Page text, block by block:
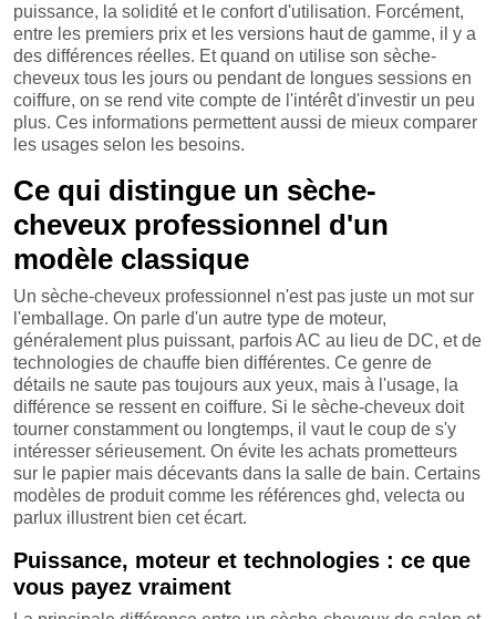
puissance, la solidité et le confort d'utilisation. Forcément,
entre les premiers prix et les versions haut de gamme, il y a
des différences réelles. Et quand on utilise son sèche-
cheveux tous les jours ou pendant de longues sessions en
coiffure, on se rend vite compte de l'intérêt d'investir un peu
plus. Ces informations permettent aussi de mieux comparer
les usages selon les besoins.
Ce qui distingue un sèche-
cheveux professionnel d'un
modèle classique
Un sèche-cheveux professionnel n'est pas juste un mot sur
l'emballage. On parle d'un autre type de moteur,
généralement plus puissant, parfois AC au lieu de DC, et de
technologies de chauffe bien différentes. Ce genre de
détails ne saute pas toujours aux yeux, mais à l'usage, la
différence se ressent en coiffure. Si le sèche-cheveux doit
tourner constamment ou longtemps, il vaut le coup de s'y
intéresser sérieusement. On évite les achats prometteurs
sur le papier mais décevants dans la salle de bain. Certains
modèles de produit comme les références ghd, velecta ou
parlux illustrent bien cet écart.
Puissance, moteur et technologies : ce que
vous payez vraiment